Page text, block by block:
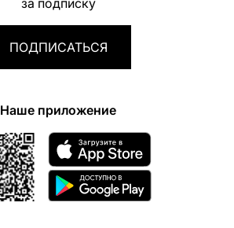
за подписку
ПОДПИСАТЬСЯ
Наше приложение